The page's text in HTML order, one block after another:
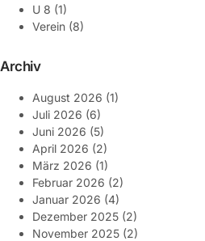
U 8 (1)
Verein (8)
Archiv
August 2026 (1)
Juli 2026 (6)
Juni 2026 (5)
April 2026 (2)
März 2026 (1)
Februar 2026 (2)
Januar 2026 (4)
Dezember 2025 (2)
November 2025 (2)